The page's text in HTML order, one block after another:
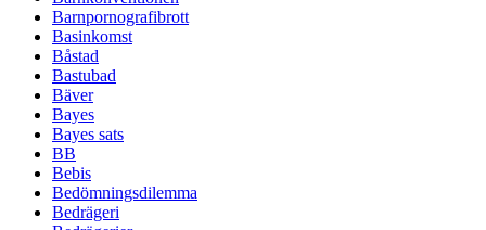
Barnpornografibrott
Basinkomst
Båstad
Bastubad
Bäver
Bayes
Bayes sats
BB
Bebis
Bedömningsdilemma
Bedrägeri